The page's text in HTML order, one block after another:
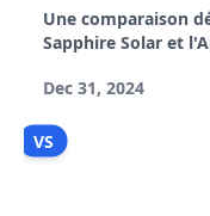
Une comparaison
Sapphire Solar et
avantages et les
Dec 31, 2024
VS